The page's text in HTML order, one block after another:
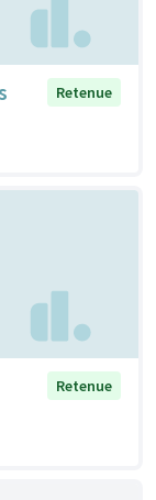
Retenue
Retenue